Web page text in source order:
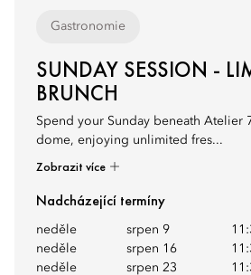
Gastronomie
SUNDAY SESSION -
BRUNCH
Spend your Sunday beneath Atelier
dome, enjoying unlimited fres...
Zobrazit více
Nadcházející termíny
neděle srpen 9
neděle
srpen 16
neděle
srpen 23